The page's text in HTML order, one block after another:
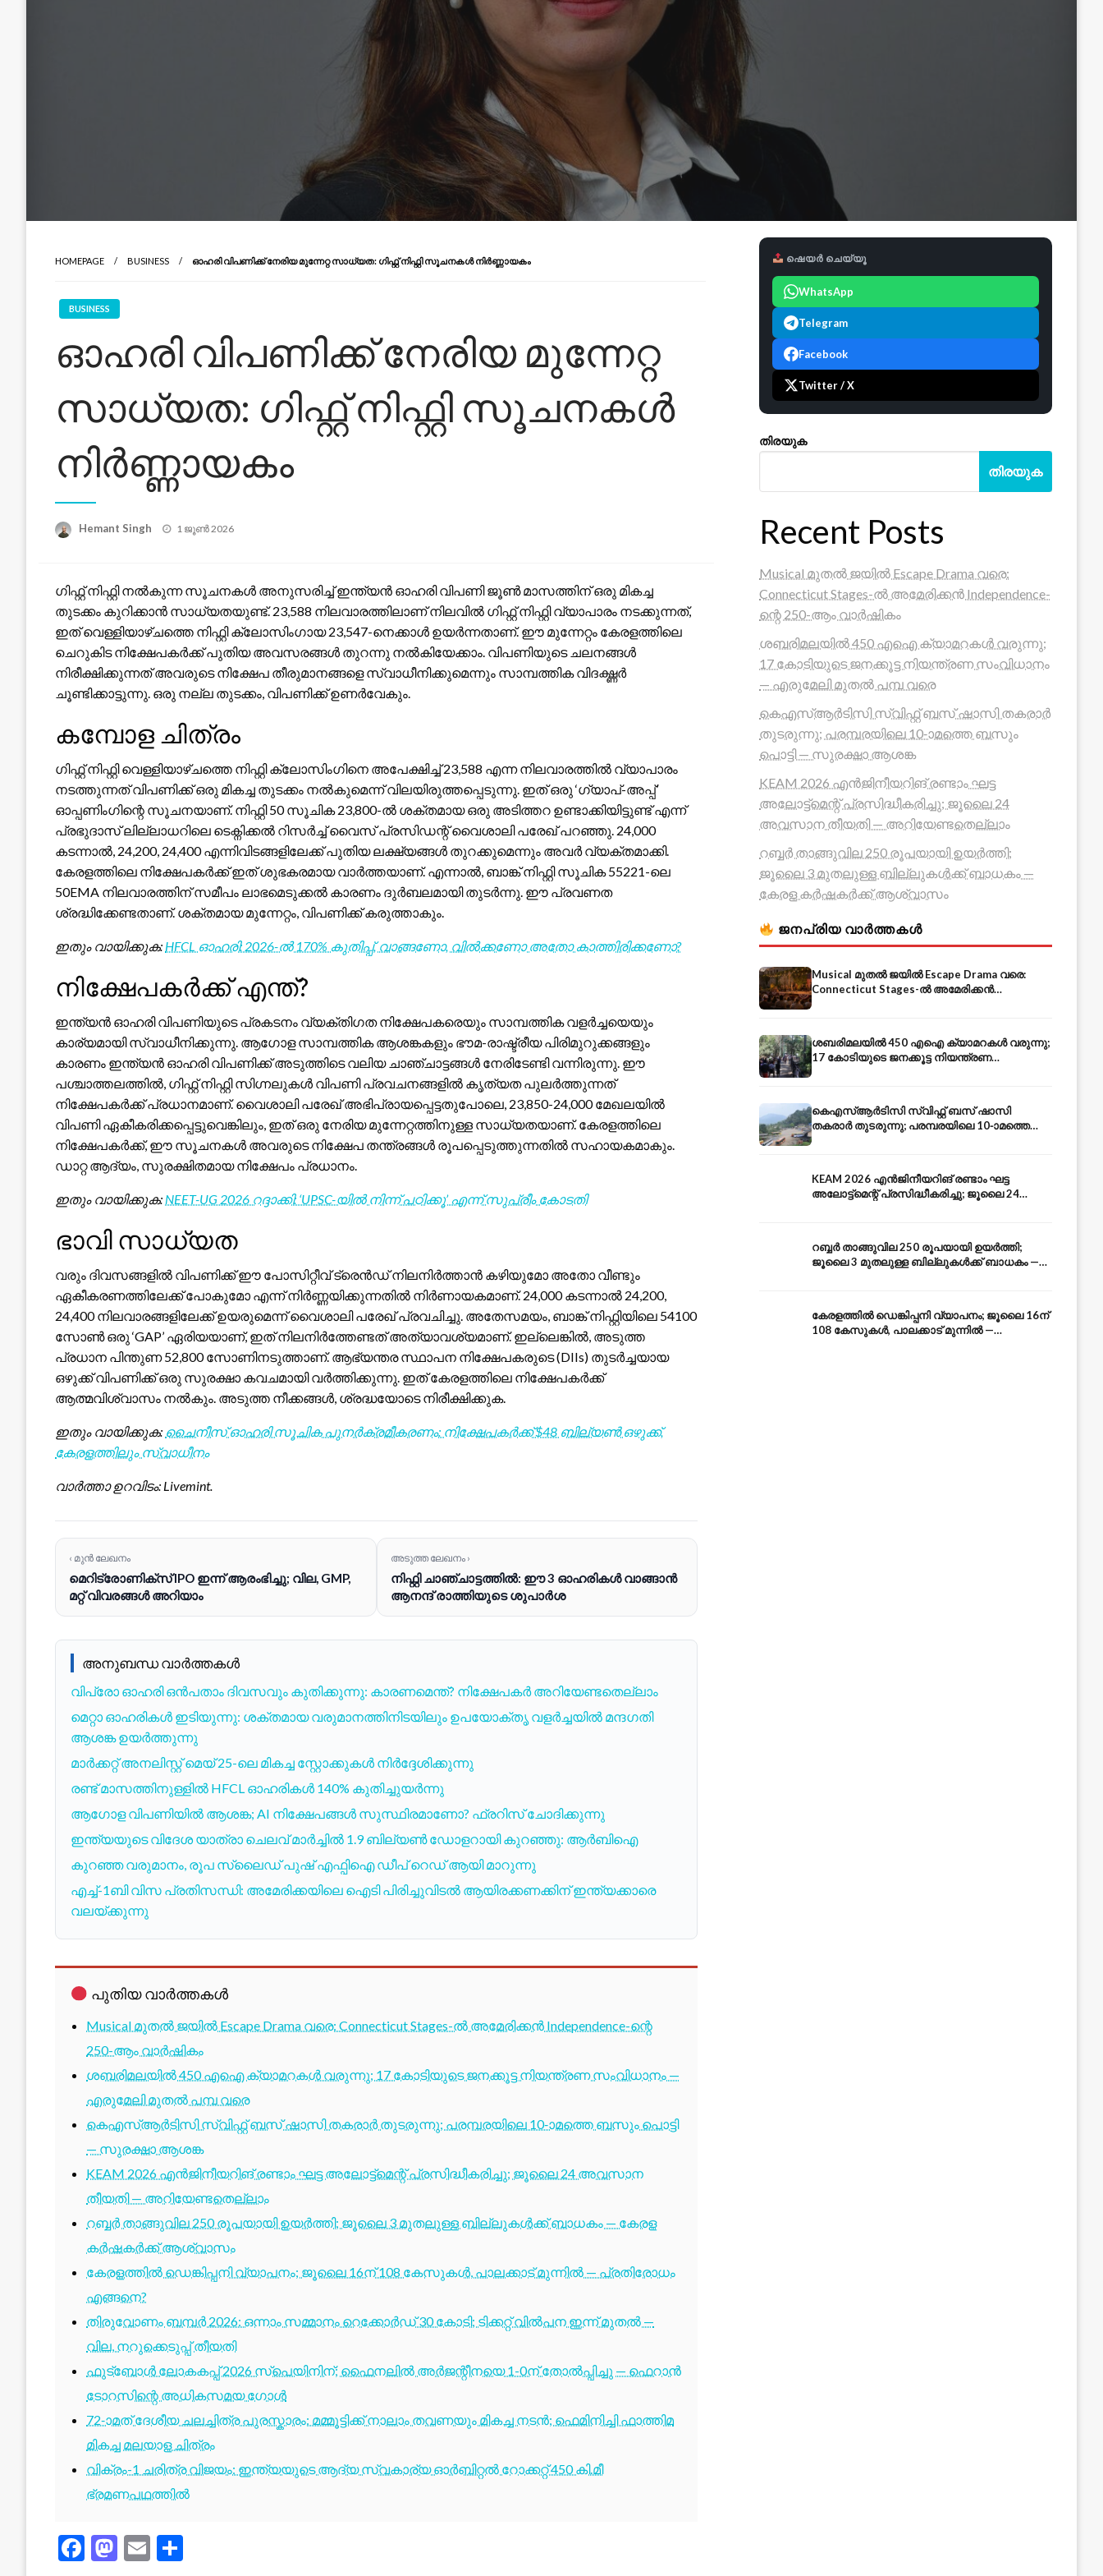
HOMEPAGE BUSINESS ഓഹരി വിപണിക്ക് നേരിയ മുന്നേറ്റ സാധ്യത: ഗിഫ്റ്റ് നിഫ്റ്റി സൂചനകൾ നിർണ്ണായകം
BUSINESS
ഓഹരി വിപണിക്ക് നേരിയ മുന്നേറ്റ
സാധ്യത: ഗിഫ്റ്റ് നിഫ്റ്റി സൂചനകൾ
നിർണ്ണായകം
Hemant Singh
Posted
1 ജൂൺ 2026
ഗിഫ്റ്റ് നിഫ്റ്റി നൽകുന്ന സൂചനകൾ അനുസരിച്ച് ഇന്ത്യൻ ഓഹരി വിപണി ജൂൺ മാസത്തിന് ഒരു മികച്ച
തുടക്കം കുറിക്കാൻ സാധ്യതയുണ്ട്. 23,588 നിലവാരത്തിലാണ് നിലവിൽ ഗിഫ്റ്റ് നിഫ്റ്റി വ്യാപാരം നടക്കുന്നത്,
ഇത് വെള്ളിയാഴ്ചത്തെ നിഫ്റ്റി ക്ലോസിംഗായ 23,547-നെക്കാൾ ഉയർന്നതാണ്. ഈ മുന്നേറ്റം കേരളത്തിലെ
ചെറുകിട നിക്ഷേപകർക്ക് പുതിയ അവസരങ്ങൾ തുറന്നു നൽകിയേക്കാം. വിപണിയുടെ ചലനങ്ങൾ
നിരീക്ഷിക്കുന്നത് അവരുടെ നിക്ഷേപ തീരുമാനങ്ങളെ സ്വാധീനിക്കുമെന്നും സാമ്പത്തിക വിദഗ്ദ്ധർ
ചൂണ്ടിക്കാട്ടുന്നു. ഒരു നല്ല തുടക്കം, വിപണിക്ക് ഉണർവേകും.
കമ്പോള ചിത്രം
ഗിഫ്റ്റ് നിഫ്റ്റി വെള്ളിയാഴ്ചത്തെ നിഫ്റ്റി ക്ലോസിംഗിനെ അപേക്ഷിച്ച് 23,588 എന്ന നിലവാരത്തിൽ വ്യാപാരം
നടത്തുന്നത് വിപണിക്ക് ഒരു മികച്ച തുടക്കം നൽകുമെന്ന് വിലയിരുത്തപ്പെടുന്നു. ഇത് ഒരു ‘ഗ്യാപ്-അപ്പ്’
ഓപ്പണിംഗിന്റെ സൂചനയാണ്. നിഫ്റ്റി 50 സൂചിക 23,800-ൽ ശക്തമായ ഒരു അടിത്തറ ഉണ്ടാക്കിയിട്ടുണ്ട് എന്ന്
പ്രഭുദാസ് ലില്ലാധറിലെ ടെക്നിക്കൽ റിസർച്ച് വൈസ് പ്രസിഡന്റ് വൈശാലി പരേഖ് പറഞ്ഞു. 24,000
കടന്നാൽ, 24,200, 24,400 എന്നിവിടങ്ങളിലേക്ക് പുതിയ ലക്ഷ്യങ്ങൾ തുറക്കുമെന്നും അവർ വ്യക്തമാക്കി.
കേരളത്തിലെ നിക്ഷേപകർക്ക് ഇത് ശുഭകരമായ വാർത്തയാണ്. എന്നാൽ, ബാങ്ക് നിഫ്റ്റി സൂചിക 55221-ലെ
50EMA നിലവാരത്തിന് സമീപം ലാഭമെടുക്കൽ കാരണം ദുർബലമായി തുടർന്നു. ഈ പ്രവണത
ശ്രദ്ധിക്കേണ്ടതാണ്. ശക്തമായ മുന്നേറ്റം, വിപണിക്ക് കരുത്താകും.
ഇതും വായിക്കുക: HFCL ഓഹരി: 2026-ൽ 170% കുതിപ്പ്, വാങ്ങണോ, വിൽക്കണോ അതോ കാത്തിരിക്കണോ?
നിക്ഷേപകർക്ക് എന്ത്?
ഇന്ത്യൻ ഓഹരി വിപണിയുടെ പ്രകടനം വ്യക്തിഗത നിക്ഷേപകരെയും സാമ്പത്തിക വളർച്ചയെയും
കാര്യമായി സ്വാധീനിക്കുന്നു. ആഗോള സാമ്പത്തിക ആശങ്കകളും ഭൗമ-രാഷ്ട്രീയ പിരിമുറുക്കങ്ങളും
കാരണം ഇന്ത്യൻ ഓഹരി വിപണിക്ക് അടുത്തിടെ വലിയ ചാഞ്ചാട്ടങ്ങൾ നേരിടേണ്ടി വന്നിരുന്നു. ഈ
പശ്ചാത്തലത്തിൽ, ഗിഫ്റ്റ് നിഫ്റ്റി സിഗ്നലുകൾ വിപണി പ്രവചനങ്ങളിൽ കൃത്യത പുലർത്തുന്നത്
നിക്ഷേപകർക്ക് പ്രധാനമാണ്. വൈശാലി പരേഖ് അഭിപ്രായപ്പെട്ടതുപോലെ, 23,850-24,000 മേഖലയിൽ
വിപണി ഏകീകരിക്കപ്പെട്ടുവെങ്കിലും, ഇത് ഒരു നേരിയ മുന്നേറ്റത്തിനുള്ള സാധ്യതയാണ്. കേരളത്തിലെ
നിക്ഷേപകർക്ക്, ഈ സൂചനകൾ അവരുടെ നിക്ഷേപ തന്ത്രങ്ങൾ രൂപപ്പെടുത്തുന്നതിൽ സഹായകമാകും.
ഡാറ്റ ആദ്യം, സുരക്ഷിതമായ നിക്ഷേപം പ്രധാനം.
ഇതും വായിക്കുക: NEET-UG 2026 റദ്ദാക്കി: ‘UPSC-യിൽ നിന്ന് പഠിക്കൂ’ എന്ന് സുപ്രീം കോടതി
ഭാവി സാധ്യത
വരും ദിവസങ്ങളിൽ വിപണിക്ക് ഈ പോസിറ്റീവ് ട്രെൻഡ് നിലനിർത്താൻ കഴിയുമോ അതോ വീണ്ടും
ഏകീകരണത്തിലേക്ക് പോകുമോ എന്ന് നിർണ്ണയിക്കുന്നതിൽ നിർണായകമാണ്. 24,000 കടന്നാൽ 24,200,
24,400 നിലവാരങ്ങളിലേക്ക് ഉയരുമെന്ന് വൈശാലി പരേഖ് പ്രവചിച്ചു. അതേസമയം, ബാങ്ക് നിഫ്റ്റിയിലെ 54100
സോൺ ഒരു ‘GAP’ ഏരിയയാണ്, ഇത് നിലനിർത്തേണ്ടത് അത്യാവശ്യമാണ്. ഇല്ലെങ്കിൽ, അടുത്ത
പ്രധാന പിന്തുണ 52,800 സോണിനടുത്താണ്. ആഭ്യന്തര സ്ഥാപന നിക്ഷേപകരുടെ (DIIs) തുടർച്ചയായ
ഒഴുക്ക് വിപണിക്ക് ഒരു സുരക്ഷാ കവചമായി വർത്തിക്കുന്നു. ഇത് കേരളത്തിലെ നിക്ഷേപകർക്ക്
ആത്മവിശ്വാസം നൽകും. അടുത്ത നീക്കങ്ങൾ, ശ്രദ്ധയോടെ നിരീക്ഷിക്കുക.
ഇതും വായിക്കുക: ചൈനീസ് ഓഹരി സൂചിക പുനർക്രമീകരണം: നിക്ഷേപകർക്ക് $48 ബില്യൺ ഒഴുക്ക്,
കേരളത്തിലും സ്വാധീനം
വാർത്താ ഉറവിടം: Livemint.
‹ മുൻ ലേഖനം
മെറിട്രോണിക്സ് IPO ഇന്ന് ആരംഭിച്ചു; വില, GMP,
മറ്റ് വിവരങ്ങൾ അറിയാം
അടുത്ത ലേഖനം ›
നിഫ്റ്റി ചാഞ്ചാട്ടത്തിൽ: ഈ 3 ഓഹരികൾ വാങ്ങാൻ
ആനന്ദ് രാത്തിയുടെ ശുപാർശ
അനുബന്ധ വാർത്തകൾ
വിപ്രോ ഓഹരി ഒൻപതാം ദിവസവും കുതിക്കുന്നു: കാരണമെന്ത്? നിക്ഷേപകർ അറിയേണ്ടതെല്ലാം
മെറ്റാ ഓഹരികൾ ഇടിയുന്നു: ശക്തമായ വരുമാനത്തിനിടയിലും ഉപയോക്തൃ വളർച്ചയിൽ മന്ദഗതി
ആശങ്ക ഉയർത്തുന്നു
മാർക്കറ്റ് അനലിസ്റ്റ് മെയ് 25-ലെ മികച്ച സ്റ്റോക്കുകൾ നിർദ്ദേശിക്കുന്നു
രണ്ട് മാസത്തിനുള്ളിൽ HFCL ഓഹരികൾ 140% കുതിച്ചുയർന്നു
ആഗോള വിപണിയിൽ ആശങ്ക; AI നിക്ഷേപങ്ങൾ സുസ്ഥിരമാണോ? ഫ്രറിസ് ചോദിക്കുന്നു
ഇന്ത്യയുടെ വിദേശ യാത്രാ ചെലവ് മാർച്ചിൽ 1.9 ബില്യൺ ഡോളറായി കുറഞ്ഞു: ആർബിഐ
കുറഞ്ഞ വരുമാനം, രൂപ സ്ലൈഡ് പുഷ് എഫ്പിഐ ഡീപ് റെഡ് ആയി മാറുന്നു
എച്ച്-1ബി വിസ പ്രതിസന്ധി: അമേരിക്കയിലെ ഐടി പിരിച്ചുവിടൽ ആയിരക്കണക്കിന് ഇന്ത്യക്കാരെ
വലയ്ക്കുന്നു
പുതിയ വാർത്തകൾ
Musical മുതൽ ജയിൽ Escape Drama വരെ: Connecticut Stages-ൽ അമേരിക്കൻ Independence-ന്റെ
250-ആം വാർഷികം
ശബരിമലയിൽ 450 എഐ ക്യാമറകൾ വരുന്നു; 17 കോടിയുടെ ജനക്കൂട്ട നിയന്ത്രണ സംവിധാനം —
എരുമേലി മുതൽ പമ്പ വരെ
കെഎസ്ആർടിസി സ്വിഫ്റ്റ് ബസ് ഷാസി തകരാർ തുടരുന്നു; പരമ്പരയിലെ 10-ാമത്തെ ബസും പൊട്ടി
— സുരക്ഷാ ആശങ്ക
KEAM 2026 എൻജിനീയറിങ് രണ്ടാം ഘട്ട അലോട്ട്മെന്റ് പ്രസിദ്ധീകരിച്ചു; ജൂലൈ 24 അവസാന
തീയതി — അറിയേണ്ടതെല്ലാം
റബ്ബർ താങ്ങുവില 250 രൂപയായി ഉയർത്തി; ജൂലൈ 3 മുതലുള്ള ബില്ലുകൾക്ക് ബാധകം — കേരള
കർഷകർക്ക് ആശ്വാസം
കേരളത്തിൽ ഡെങ്കിപ്പനി വ്യാപനം; ജൂലൈ 16ന് 108 കേസുകൾ, പാലക്കാട് മുന്നിൽ — പ്രതിരോധം
എങ്ങനെ?
തിരുവോണം ബമ്പർ 2026: ഒന്നാം സമ്മാനം റെക്കോർഡ് 30 കോടി; ടിക്കറ്റ് വിൽപന ഇന്ന് മുതൽ —
വില, നറുക്കെടുപ്പ് തീയതി
ഫുട്ബോൾ ലോകകപ്പ് 2026 സ്പെയിനിന്; ഫൈനലിൽ അർജന്റീനയെ 1-0ന് തോൽപ്പിച്ചു — ഫെറാൻ
ടോറസിന്റെ അധികസമയ ഗോൾ
72-ാമത് ദേശീയ ചലച്ചിത്ര പുരസ്കാരം: മമ്മൂട്ടിക്ക് നാലാം തവണയും മികച്ച നടൻ; ഫെമിനിച്ചി ഫാത്തിമ
മികച്ച മലയാള ചിത്രം
വിക്രം-1 ചരിത്ര വിജയം: ഇന്ത്യയുടെ ആദ്യ സ്വകാര്യ ഓർബിറ്റൽ റോക്കറ്റ് 450 കി.മീ
ഭ്രമണപഥത്തിൽ
Facebook
Mastodon
Email
ഷെയർ ചെയ്യൂ
WhatsApp
Telegram
Facebook
Twitter / X
തിരയുക
തിരയുക
Recent Posts
Musical മുതൽ ജയിൽ Escape Drama വരെ:
Connecticut Stages-ൽ അമേരിക്കൻ Independence-
ന്റെ 250-ആം വാർഷികം
ശബരിമലയിൽ 450 എഐ ക്യാമറകൾ വരുന്നു;
17 കോടിയുടെ ജനക്കൂട്ട നിയന്ത്രണ സംവിധാനം
— എരുമേലി മുതൽ പമ്പ വരെ
കെഎസ്ആർടിസി സ്വിഫ്റ്റ് ബസ് ഷാസി തകരാർ
തുടരുന്നു; പരമ്പരയിലെ 10-ാമത്തെ ബസും
പൊട്ടി — സുരക്ഷാ ആശങ്ക
KEAM 2026 എൻജിനീയറിങ് രണ്ടാം ഘട്ട
അലോട്ട്മെന്റ് പ്രസിദ്ധീകരിച്ചു; ജൂലൈ 24
അവസാന തീയതി — അറിയേണ്ടതെല്ലാം
റബ്ബർ താങ്ങുവില 250 രൂപയായി ഉയർത്തി;
ജൂലൈ 3 മുതലുള്ള ബില്ലുകൾക്ക് ബാധകം —
കേരള കർഷകർക്ക് ആശ്വാസം
ജനപ്രിയ വാർത്തകൾ
Musical മുതൽ ജയിൽ Escape Drama വരെ:
Connecticut Stages-ൽ അമേരിക്കൻ
ശബരിമലയിൽ 450 എഐ ക്യാമറകൾ വരുന്നു;
17 കോടിയുടെ ജനക്കൂട്ട നിയന്ത്രണ
കെഎസ്ആർടിസി സ്വിഫ്റ്റ് ബസ് ഷാസി
തകരാർ തുടരുന്നു; പരമ്പരയിലെ 10-ാമത്തെ
KEAM 2026 എൻജിനീയറിങ് രണ്ടാം ഘട്ട
അലോട്ട്മെന്റ് പ്രസിദ്ധീകരിച്ചു; ജൂലൈ 24
റബ്ബർ താങ്ങുവില 250 രൂപയായി ഉയർത്തി;
ജൂലൈ 3 മുതലുള്ള ബില്ലുകൾക്ക് ബാധകം —
കേരളത്തിൽ ഡെങ്കിപ്പനി വ്യാപനം; ജൂലൈ 16ന്
108 കേസുകൾ, പാലക്കാട് മുന്നിൽ —